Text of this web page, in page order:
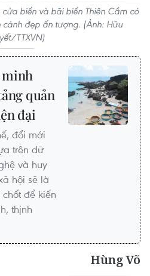
biển và bãi biển Thiên Cầm có
cảnh đẹp ấn tượng. (Ảnh: Hữu
TTXVN)
minh
quản
đại
đổi mới
trên dữ
và huy
hội sẽ là
để kiến
thịnh
Hùng Võ